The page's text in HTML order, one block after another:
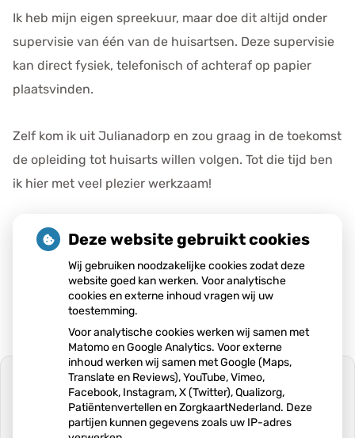
Ik heb mijn eigen spreekuur, maar doe dit altijd onder
supervisie van één van de huisartsen. Deze supervisie
kan direct fysiek, telefonisch of achteraf op papier
plaatsvinden.
Zelf kom ik uit Julianadorp en zou graag in de toekomst
de opleiding tot huisarts willen volgen. Tot die tijd ben
ik hier met veel plezier werkzaam!
Tot op het spreekuur!
Publicatiedatum:28-08-2025
U heeft geen toestemming gegeven
Deze website gebruikt cookies
Wij gebruiken noodzakelijke cookies zodat deze
website goed kan werken. Voor analytische
cookies en externe inhoud vragen wij uw
toestemming.
Voor analytische cookies werken wij samen met
Matomo en Google Analytics. Voor externe
inhoud werken wij samen met Google (Maps,
Translate en Reviews), YouTube, Vimeo,
Facebook, Instagram, X (Twitter), Qualizorg,
Patiëntenvertellen en ZorgkaartNederland. Deze
partijen kunnen gegevens zoals uw IP-adres